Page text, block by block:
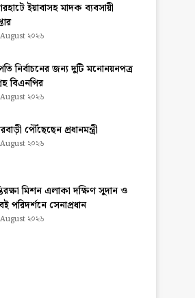
ইয়াবাসহ মাদক ব্যবসায়ী
২০২৬
নির্বাচনের জন্য দুটি মনোনয়নপত্র
বিএনপির
২০২৬
পৌঁছেছেন প্রধানমন্ত্রী
২০২৬
মিশন এলাকা দক্ষিণ সুদান ও
পরিদর্শনে সেনাপ্রধান
২০২৬